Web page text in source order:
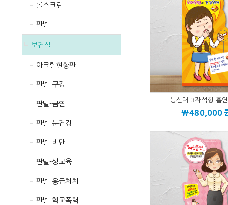
롤스크린
판넬
보건실
아크릴현황판
판넬-구강
판넬-금연
판넬-눈건강
판넬-비만
판넬-성교육
판넬-응급처치
판넬-학교폭력
등신대-3자석형-흡
\480,000